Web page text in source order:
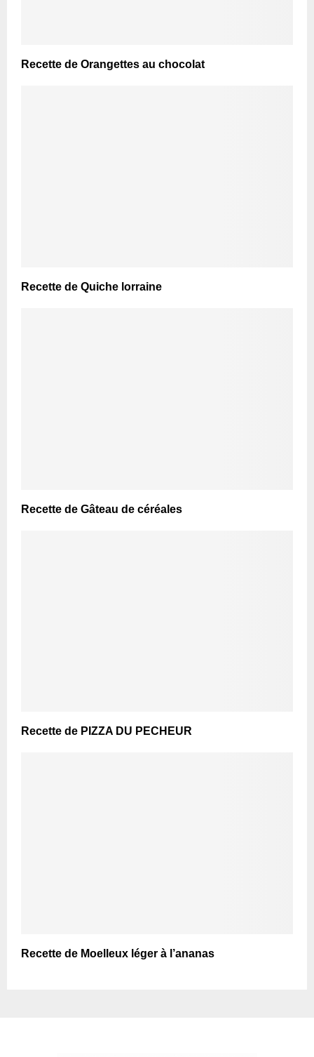
Recette de Orangettes au chocolat
Recette de Quiche lorraine
Recette de Gâteau de céréales
Recette de PIZZA DU PECHEUR
Recette de Moelleux léger à l’ananas